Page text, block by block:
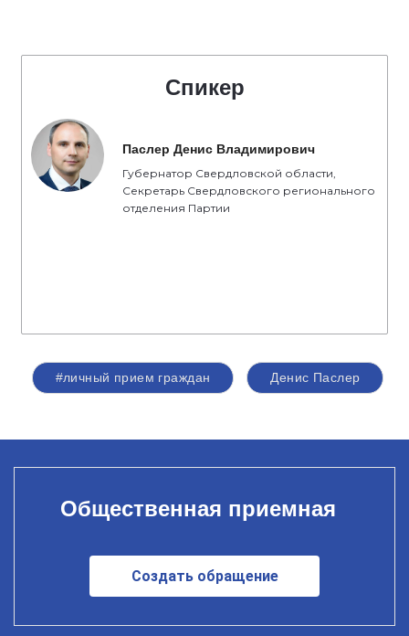
Спикер
Паслер Денис Владимирович
Губернатор Свердловской области,
Секретарь Свердловского регионального
отделения Партии
#личный прием граждан Денис Паслер
Общественная приемная
Создать обращение